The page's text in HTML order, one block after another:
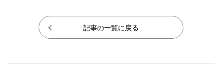
記事の一覧に戻る